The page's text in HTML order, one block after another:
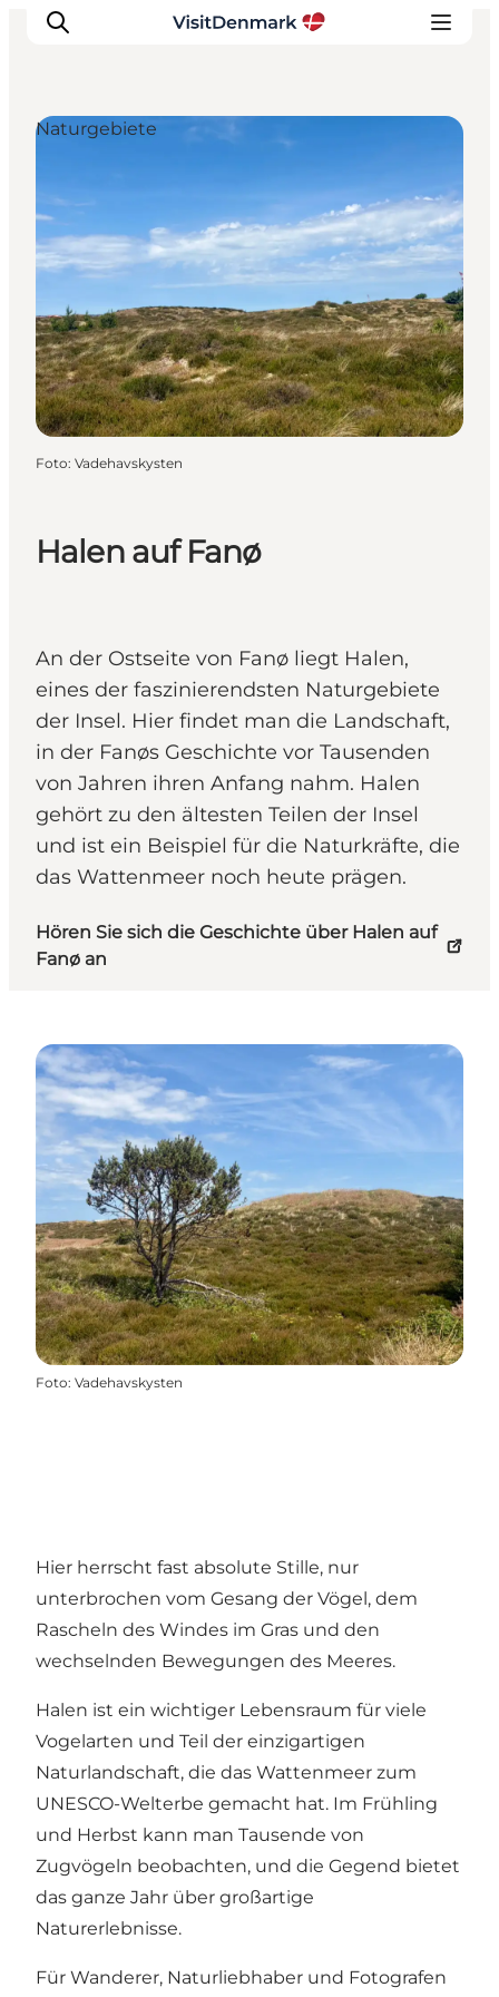
Inspiration
Regionen
Erlebnisse
Unterkünfte
Reiseplanung
Halen auf Fanø
An der Ostseite von Fanø liegt Halen,
eines der faszinierendsten Naturgebiete
der Insel. Hier findet man die Landschaft,
in der Fanøs Geschichte vor Tausenden
von Jahren ihren Anfang nahm. Halen
gehört zu den ältesten Teilen der Insel
und ist ein Beispiel für die Naturkräfte, die
das Wattenmeer noch heute prägen.
Hören Sie sich die Geschichte über Halen auf
Fanø an
Naturgebiete
Foto: Vadehavskysten
Foto: Vadehavskysten
Hier herrscht fast absolute Stille, nur
unterbrochen vom Gesang der Vögel, dem
Rascheln des Windes im Gras und den
wechselnden Bewegungen des Meeres.
Halen ist ein wichtiger Lebensraum für viele
Vogelarten und Teil der einzigartigen
Naturlandschaft, die das Wattenmeer zum
UNESCO-Welterbe gemacht hat. Im Frühling
und Herbst kann man Tausende von
Zugvögeln beobachten, und die Gegend bietet
das ganze Jahr über großartige
Naturerlebnisse.
Für Wanderer, Naturliebhaber und Fotografen